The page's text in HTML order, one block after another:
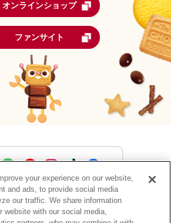
オンラインショップ
ファンサイト
式アカウント一覧
your experience on our website,
and ads, to provide social media
our traffic. We share information
website with our social media,